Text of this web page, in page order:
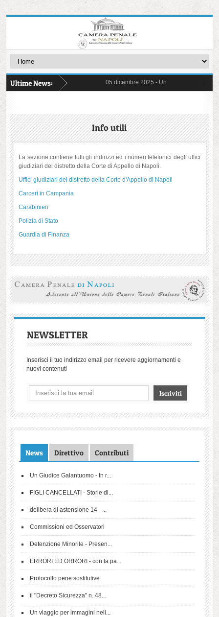
Ultime News: 05 dicembre 2025 -Un Giudice
26 giugno 2025 -ERRORI ED ORRORI -
20 maggio 2025 -Protocollo pene
06 maggio 2025 -il "Decreto Sicurezza" n.
17 aprile 2025 -Un viaggio per immagini
02 aprile 2025 -separazione e carriere
Info utili
La sezione contiene tutti gli indirizzi ed i numeri telefonici degli uffici
giudiziari del distretto della Corte di Appello di Napoli.
Uffici giudiziari del distretto della Corte d'Appello di Napoli
Carceri in Campania
Carabinieri
Polizia di Stato
Guardia di Finanza
NEWSLETTER
Inserisci il tuo indirizzo email per ricevere aggiornamenti e
nuovi contenuti
News Direttivo Contributi
Un Giudice Galantuomo - In r...
FIGLI CANCELLATI - Storie di...
delibera di astensione 14 - ...
Commissioni ed Osservatori
Detenzione Minorile - Presen...
ERRORI ED ORRORI - con la pa...
Protocollo pene sostitutive
il "Decreto Sicurezza" n. 48...
Un viaggio per immagini nell...